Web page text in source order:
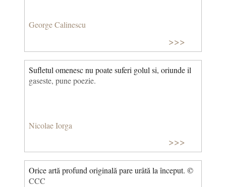
George Calinescu
>>>
Sufletul omenesc nu poate suferi golul si, oriunde il
gaseste, pune poezie.
Nicolae Iorga
>>>
Orice artă profund originală pare urâtă la început. ©
CCC